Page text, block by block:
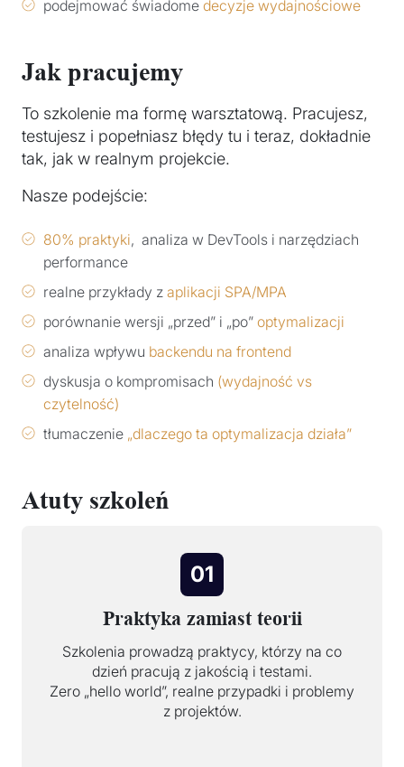
podejmować świadome decyzje wydajnościowe
Jak pracujemy
To szkolenie ma formę warsztatową. Pracujesz,
testujesz i popełniasz błędy tu i teraz, dokładnie
tak, jak w realnym projekcie.
Nasze podejście:
80% praktyki, analiza w DevTools i narzędziach
performance
realne przykłady z aplikacji SPA/MPA
porównanie wersji „przed” i „po” optymalizacji
analiza wpływu backendu na frontend
dyskusja o kompromisach (wydajność vs
czytelność)
tłumaczenie „dlaczego ta optymalizacja działa”
Atuty szkoleń
01
Praktyka zamiast teorii
Szkolenia prowadzą praktycy, którzy na co
dzień pracują z jakością i testami.
Zero „hello world”, realne przypadki i problemy
z projektów.